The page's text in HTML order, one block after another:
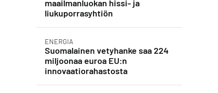
maailmanluokan hissi- ja
liukuporrasyhtiön
ENERGIA
Suomalainen vetyhanke saa 224
miljoonaa euroa EU:n
innovaatiorahastosta